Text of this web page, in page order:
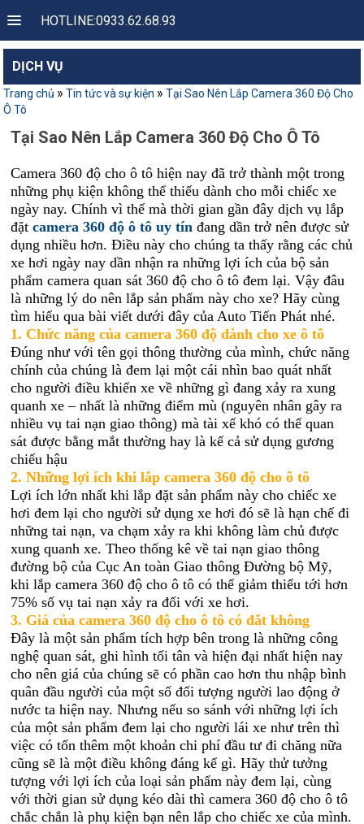
HOTLINE:0933.62.68.93
DỊCH VỤ
Trang chủ » Tin tức và sự kiện » Tại Sao Nên Lắp Camera 360 Độ Cho
Ô Tô
Tại Sao Nên Lắp Camera 360 Độ Cho Ô Tô
Camera 360 độ cho ô tô hiện nay đã trở thành một trong
những phụ kiện không thể thiếu dành cho mỗi chiếc xe
ngày nay. Chính vì thế mà thời gian gần đây dịch vụ lắp
đặtcamera 360 độ ô tô uy tín đang dần trở nên được sử
dụng nhiều hơn. Điều này cho chúng ta thấy rằng các chủ
xe hơi ngày nay dần nhận ra những lợi ích của bộ sản
phẩm camera quan sát 360 độ cho ô tô đem lại. Vậy đâu
là những lý do nên lắp sản phẩm này cho xe? Hãy cùng
tìm hiểu qua bài viết dưới đây của Auto Tiến Phát nhé.
1. Chức năng của camera 360 độ dành cho xe ô tô
Đúng như với tên gọi thông thường của mình, chức năng
chính của chúng là đem lại một cái nhìn bao quát nhất
cho người điều khiển xe về những gì đang xảy ra xung
quanh xe – nhất là những điểm mù (nguyên nhân gây ra
nhiều vụ tai nạn giao thông) mà tài xế khó có thể quan
sát được bằng mắt thường hay là kể cả sử dụng gương
chiếu hậu
2.Những lợi ích khi lắp camera 360 độ cho ô tô
Lợi ích lớn nhất khi lắp đặt sản phẩm này cho chiếc xe
hơi đem lại cho người sử dụng xe hơi đó sẽ là hạn chế đi
những tai nạn, va chạm xảy ra khi không làm chủ được
xung quanh xe. Theo thống kê về tai nạn giao thông
đường bộ của Cục An toàn Giao thông Đường bộ Mỹ,
khi lắp camera 360 độ cho ô tô có thể giảm thiểu tới hơn
75% số vụ tai nạn xảy ra đối với xe hơi.
3. Giá của camera 360 độ cho ô tô có đắt không
Đây là một sản phẩm tích hợp bên trong là những công
nghệ quan sát, ghi hình tối tân và hiện đại nhất hiện nay
cho nên giá của chúng sẽ có phần cao hơn thu nhập bình
quân đầu người của một số đối tượng người lao động ở
nước ta hiện nay. Nhưng nếu so sánh với những lợi ích
của một sản phẩm đem lại cho người lái xe như trên thì
việc có tốn thêm một khoản chi phí đầu tư đi chăng nữa
cũng sẽ là một điều không đáng kể gì. Hãy thử tưởng
tượng với lợi ích của loại sản phẩm này đem lại, cùng
với thời gian sử dụng kéo dài thì camera 360 độ cho ô tô
chắc chắn là phụ kiện bạn nên lắp cho chiếc xe của mình.